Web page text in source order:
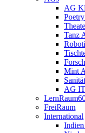
AG
Tanz
Mint
AG
FreiRaum
International